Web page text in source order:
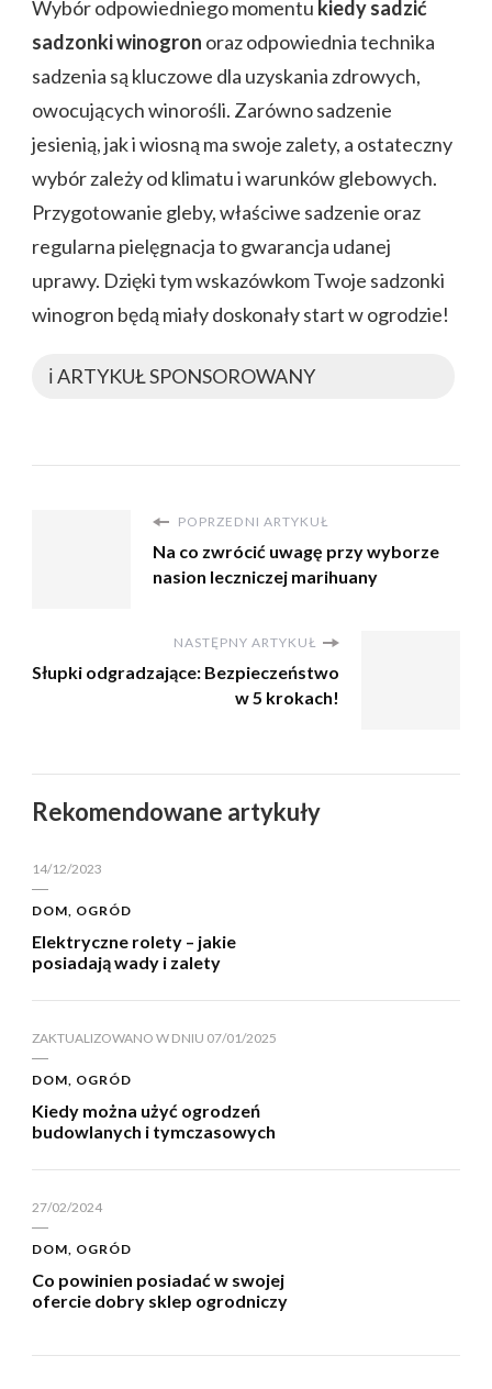
Wybór odpowiedniego momentu kiedy sadzić
sadzonki winogron oraz odpowiednia technika
sadzenia są kluczowe dla uzyskania zdrowych,
owocujących winorośli. Zarówno sadzenie
jesienią, jak i wiosną ma swoje zalety, a ostateczny
wybór zależy od klimatu i warunków glebowych.
Przygotowanie gleby, właściwe sadzenie oraz
regularna pielęgnacja to gwarancja udanej
uprawy. Dzięki tym wskazówkom Twoje sadzonki
winogron będą miały doskonały start w ogrodzie!
ℹ️ ARTYKUŁ SPONSOROWANY
POPRZEDNI ARTYKUŁ
Na co zwrócić uwagę przy wyborze
nasion leczniczej marihuany
NASTĘPNY ARTYKUŁ
Słupki odgradzające: Bezpieczeństwo
w 5 krokach!
Rekomendowane artykuły
14/12/2023
DOM, OGRÓD
Elektryczne rolety – jakie
posiadają wady i zalety
ZAKTUALIZOWANO W DNIU 07/01/2025
DOM, OGRÓD
Kiedy można użyć ogrodzeń
budowlanych i tymczasowych
27/02/2024
DOM, OGRÓD
Co powinien posiadać w swojej
ofercie dobry sklep ogrodniczy